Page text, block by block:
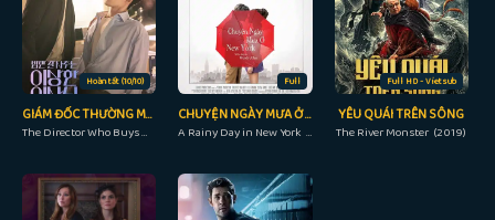
Hoàn tất (10/10)
GIÁM ĐỐC THƯỜNG MỜI TÔI ĂN TỐI
The Director Who Buys Me Dinner (2022)
Full
CHUYỆN NGÀY MƯA Ở NEW YORK
A Rainy Day in New York (2019)
Full HD - Vietsub
YÊU QUÁI TRÊN SÔNG
The River Monster (2019)